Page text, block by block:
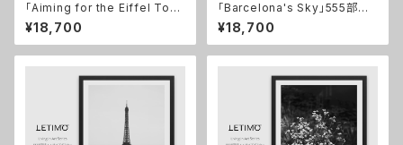
「Aiming for the Eiffel Tow
er」555部限定A1サイズポスタ
ー ■配送まで2週間
¥18,700
「Barcelona's Sky」555部限
定A1サイズポスター ■配送ま
で2週間
¥18,700